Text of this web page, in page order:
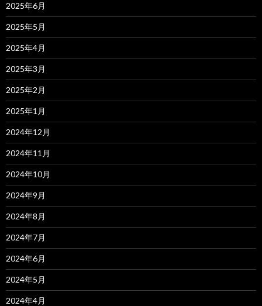
2025年6月
2025年5月
2025年4月
2025年3月
2025年2月
2025年1月
2024年12月
2024年11月
2024年10月
2024年9月
2024年8月
2024年7月
2024年6月
2024年5月
2024年4月